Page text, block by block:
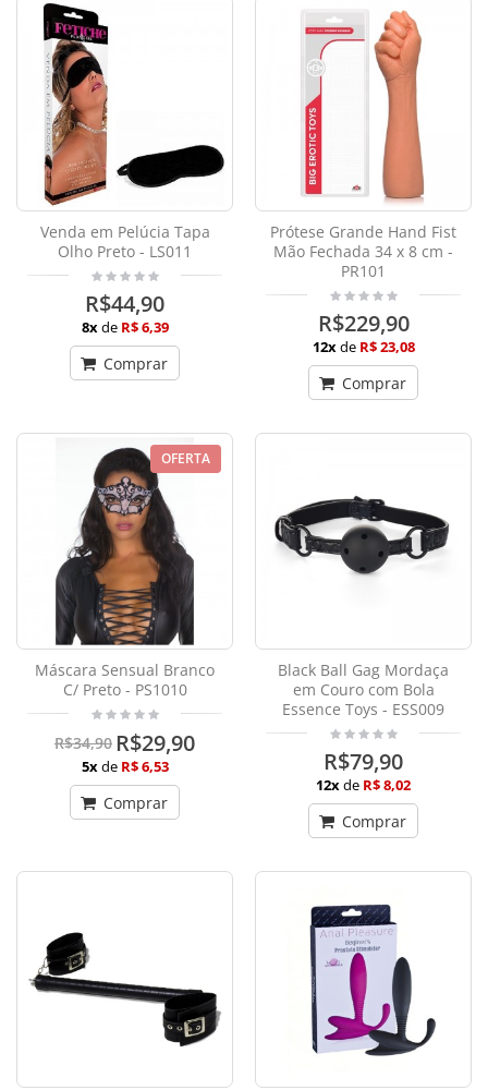
Venda em Pelúcia Tapa
Olho Preto - LS011
R$44,90
8xde R$ 6,39
Comprar
Prótese Grande Hand Fist
Mão Fechada 34 x 8 cm -
PR101
R$229,90
12xde R$ 23,08
Comprar
OFERTA
Máscara Sensual Branco
C/ Preto - PS1010
R$34,90 R$29,90
5xde R$ 6,53
Comprar
Black Ball Gag Mordaça
em Couro com Bola
Essence Toys - ESS009
R$79,90
12xde R$ 8,02
Comprar